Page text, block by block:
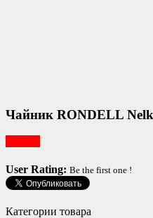
Чайник RONDELL
User Rating: Be the first one !
Категории товара